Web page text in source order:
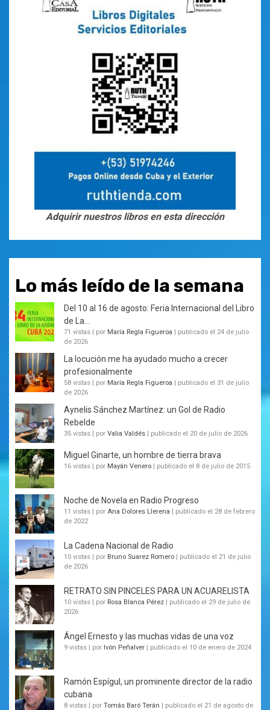
Adquirir nuestros libros en esta dirección
Lo más leído de la semana
Del 10 al 16 de agosto: Feria Internacional del Libro
de La...
71 vistas | por María Regla Figueroa | publicado el 24 de julio
de 2026
La locución me ha ayudado mucho a crecer
profesionalmente
58 vistas | por María Regla Figueroa | publicado el 31 de julio
de 2026
Aynelis Sánchez Martínez: un Gol de Radio
Rebelde
35 vistas | por Valia Valdés | publicado el 20 de julio de 2026
Miguel Ginarte, un hombre de tierra brava
16 vistas | por Mayán Venero | publicado el 8 de julio de 2015
Noche de Novela en Radio Progreso
11 vistas | por Ana Dolores Llerena | publicado el 28 de febrero
de 2022
La Cadena Nacional de Radio
10 vistas | por Bruno Suarez Romero | publicado el 21 de julio
de 2026
RETRATO SIN PINCELES PARA UN ACUARELISTA
10 vistas | por Rosa Blanca Pérez | publicado el 29 de julio de
2026
Ángel Ernesto y las muchas vidas de una voz
9 vistas | por Ivón Peñalver | publicado el 10 de enero de 2024
Ramón Espígul, un prominente director de la radio
cubana
8 vistas | por Tomás Baró Terán | publicado el 21 de agosto de